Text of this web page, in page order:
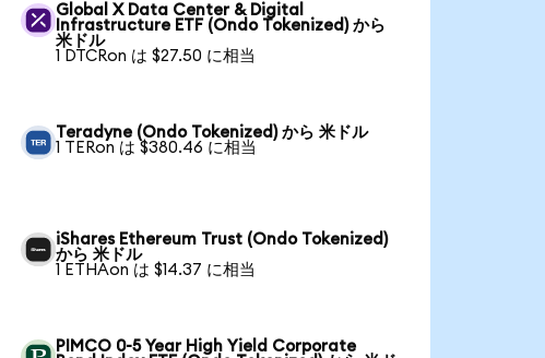
Global X Data Center & Digital
Infrastructure ETF (Ondo Tokenized) から
米ドル
1 DTCRon は $27.50 に相当
Teradyne (Ondo Tokenized) から 米ドル
1 TERon は $380.46 に相当
iShares Ethereum Trust (Ondo Tokenized)
から 米ドル
1 ETHAon は $14.37 に相当
PIMCO 0-5 Year High Yield Corporate